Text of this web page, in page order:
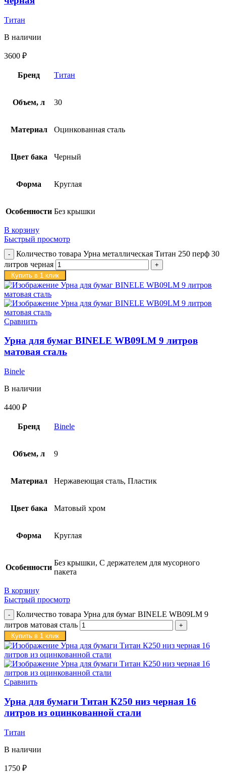
Титан
В наличии
3600 ₽
Бренд Титан
Объем, л 30
Материал Оцинкованная сталь
Цвет бака Черный
Форма Круглая
Особенности Без крышки
В корзину
Быстрый просмотр
Количество товара Урна металлическая Титан 250 перф 30
литров черная
Купить в 1 клик
Сравнить
Урна для бумаг BINELE WB09LM 9 литров
матовая сталь
Binele
В наличии
4400 ₽
Бренд Binele
Объем, л 9
Материал Нержавеющая сталь, Пластик
Цвет бака Матовый хром
Форма Круглая
Особенности
Без крышки, С держателем для мусорного
пакета
В корзину
Быстрый просмотр
Количество товара Урна для бумаг BINELE WB09LM 9
литров матовая сталь
Купить в 1 клик
Сравнить
Урна для бумаги Титан К250 низ черная 16
литров из оцинкованной стали
Титан
В наличии
1750 ₽